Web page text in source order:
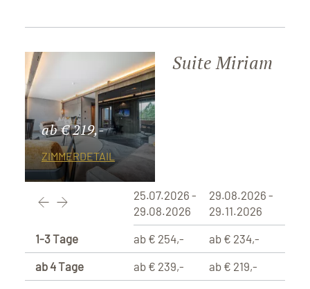
ab € 219,-
ZIMMERDETAIL
Suite Miriam
25.07.2026 -
29.08.2026
29.08.2026 -
29.11.2026
1-3 Tage
ab 4 Tage
ab € 254,-
ab € 239,-
ab € 234,-
ab € 219,-